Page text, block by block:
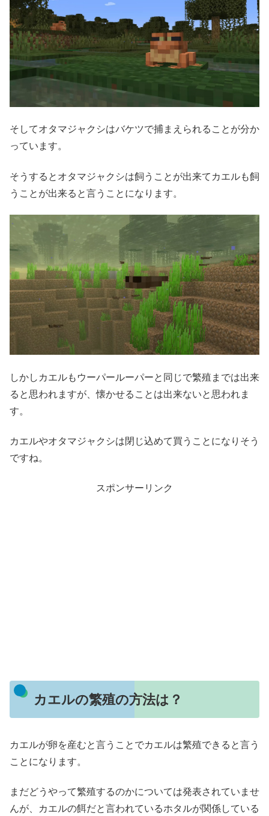
そしてオタマジャクシはバケツで捕まえられることが分か
っています。
そうするとオタマジャクシは飼うことが出来てカエルも飼
うことが出来ると言うことになります。
しかしカエルもウーパールーパーと同じで繁殖までは出来
ると思われますが、懐かせることは出来ないと思われま
す。
カエルやオタマジャクシは閉じ込めて買うことになりそう
ですね。
スポンサーリンク
カエルの繁殖の方法は？
カエルが卵を産むと言うことでカエルは繁殖できると言う
ことになります。
まだどうやって繁殖するのかについては発表されていませ
んが、カエルの餌だと言われているホタルが関係している